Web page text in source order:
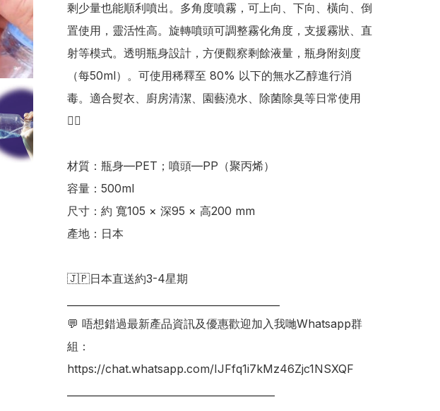
剩少量也能順利噴出。多角度噴霧，可上向、下向、橫向、倒
置使用，靈活性高。旋轉噴頭可調整霧化角度，支援霧狀、直
射等模式。透明瓶身設計，方便觀察剩餘液量，瓶身附刻度
（每50ml）。可使用稀釋至 80% 以下的無水乙醇進行消
毒。適合熨衣、廚房清潔、園藝澆水、除菌除臭等日常使用
👍🏻
材質：瓶身—PET；噴頭—PP（聚丙烯）
容量：500ml
尺寸：約 寬105 × 深95 × 高200 mm
產地：日本
🇯🇵日本直送約3-4星期
💬 唔想錯過最新產品資訊及優惠歡迎加入我哋Whatsapp群
組：
https://chat.whatsapp.com/IJFfq1i7kMz46Zjc1NSXQF